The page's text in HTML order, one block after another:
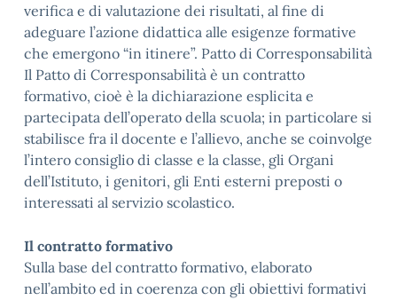
verifica e di valutazione dei risultati, al fine di
adeguare l’azione didattica alle esigenze formative
che emergono “in itinere”. Patto di Corresponsabilità
Il Patto di Corresponsabilità è un contratto
formativo, cioè è la dichiarazione esplicita e
partecipata dell’operato della scuola; in particolare si
stabilisce fra il docente e l’allievo, anche se coinvolge
l’intero consiglio di classe e la classe, gli Organi
dell’Istituto, i genitori, gli Enti esterni preposti o
interessati al servizio scolastico.
Il contratto formativo
Sulla base del contratto formativo, elaborato
nell’ambito ed in coerenza con gli obiettivi formativi